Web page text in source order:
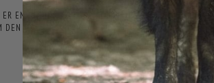
ER ENDNU IKKE NOGEN ANMELDELSER HER. VI VIL
DEN FØRSTE.